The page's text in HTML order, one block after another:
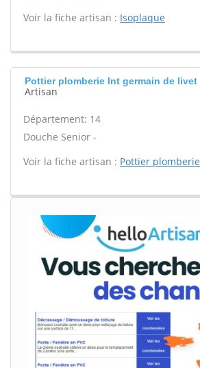
Voir la fiche artisan : Isoplaque
Pottier plomberie Int germain de livet
Artisan
Département: 14
Douche Senior -
Voir la fiche artisan : Pottier plomberie